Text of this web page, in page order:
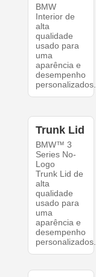
BMW
Interior de
alta
qualidade
usado para
uma
aparência e
desempenho
personalizados.
Trunk Lid
BMW™ 3
Series No-
Logo
Trunk Lid de
alta
qualidade
usado para
uma
aparência e
desempenho
personalizados.